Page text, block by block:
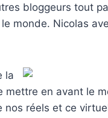
bloggeurs tout
monde. Nicolas
la
mettre en avant le
réels et ce